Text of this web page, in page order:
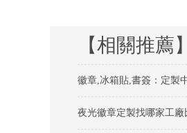
【相關推薦】
徽章,冰箱貼,書簽：定製
夜光徽章定製找哪家工